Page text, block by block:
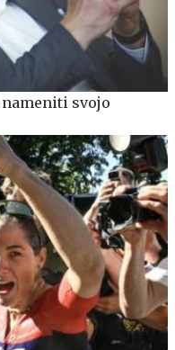
svojo